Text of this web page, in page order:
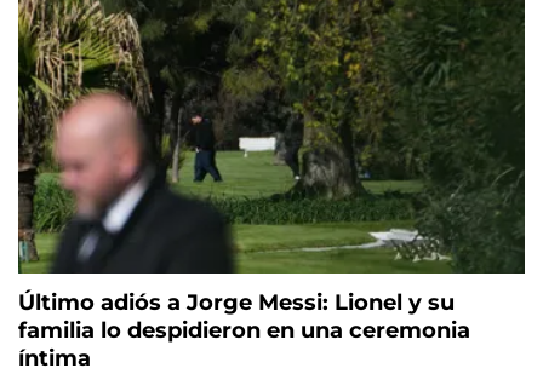
Último adiós a Jorge Messi: Lionel y su
familia lo despidieron en una ceremonia
íntima